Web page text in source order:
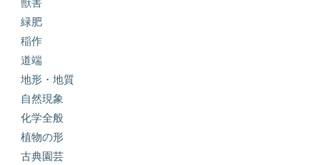
獣害
緑肥
稲作
道端
地形・地質
自然現象
化学全般
植物の形
古典園芸